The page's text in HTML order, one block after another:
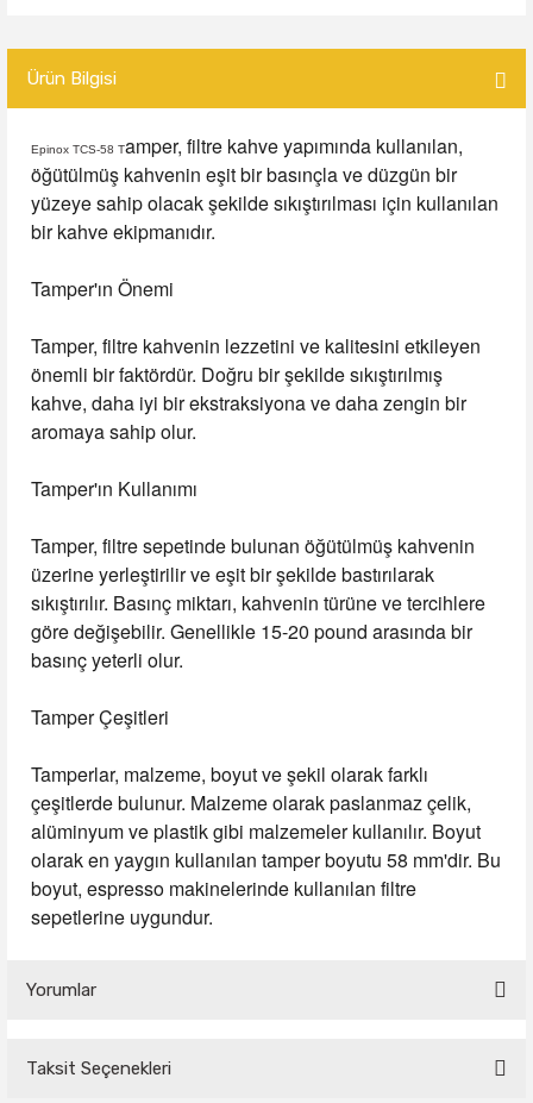
Ürün Bilgisi
Epinox TCS-58 Tamper, filtre kahve yapımında kullanılan,
öğütülmüş kahvenin eşit bir basınçla ve düzgün bir
yüzeye sahip olacak şekilde sıkıştırılması için kullanılan
bir kahve ekipmanıdır.
Tamper'ın Önemi
Tamper, filtre kahvenin lezzetini ve kalitesini etkileyen
önemli bir faktördür. Doğru bir şekilde sıkıştırılmış
kahve, daha iyi bir ekstraksiyona ve daha zengin bir
aromaya sahip olur.
Tamper'ın Kullanımı
Tamper, filtre sepetinde bulunan öğütülmüş kahvenin
üzerine yerleştirilir ve eşit bir şekilde bastırılarak
sıkıştırılır. Basınç miktarı, kahvenin türüne ve tercihlere
göre değişebilir. Genellikle 15-20 pound arasında bir
basınç yeterli olur.
Tamper Çeşitleri
Tamperlar, malzeme, boyut ve şekil olarak farklı
çeşitlerde bulunur. Malzeme olarak paslanmaz çelik,
alüminyum ve plastik gibi malzemeler kullanılır. Boyut
olarak en yaygın kullanılan tamper boyutu 58 mm'dir. Bu
boyut, espresso makinelerinde kullanılan filtre
sepetlerine uygundur.
Yorumlar
Taksit Seçenekleri